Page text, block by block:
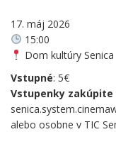
17. máj 2026
15:00
Dom kultúry Senica
Vstupné: 5€
Vstupenky zakúpite
alebo osobne v TIC